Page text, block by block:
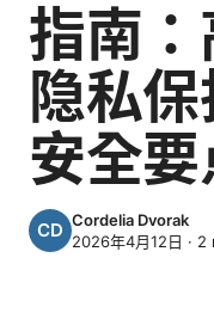
指南：
隐私
安全
Cordelia Dvorak
2026年4月12日 · 2